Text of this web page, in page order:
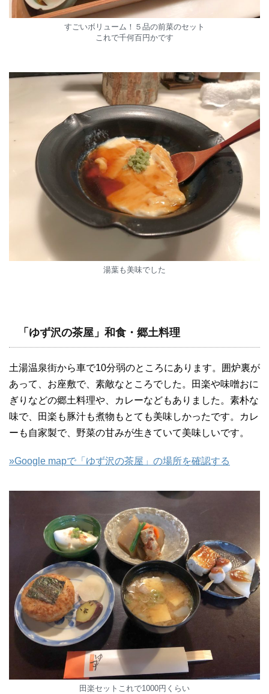
すごいボリューム！５品の前菜のセット
これで千何百円かです
湯葉も美味でした
「ゆず沢の茶屋」和食・郷土料理
土湯温泉街から車で10分弱のところにあります。囲炉裏が
あって、お座敷で、素敵なところでした。田楽や味噌おに
ぎりなどの郷土料理や、カレーなどもありました。素朴な
味で、田楽も豚汁も煮物もとても美味しかったです。カレ
ーも自家製で、野菜の甘みが生きていて美味しいです。
»Google mapで「ゆず沢の茶屋」の場所を確認する
田楽セットこれで1000円くらい